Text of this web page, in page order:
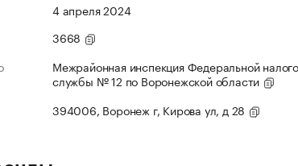
4 апреля 2024
3668
Межрайонная инспекция Федеральной
службы № 12 по Воронежской области
394006, Воронеж г, Кирова ул, д 28